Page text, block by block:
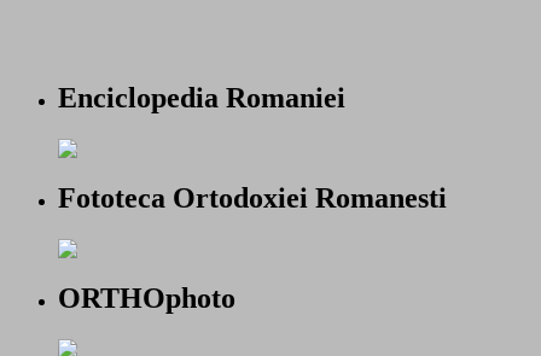
Enciclopedia Romaniei
Fototeca Ortodoxiei Romanesti
ORTHOphoto